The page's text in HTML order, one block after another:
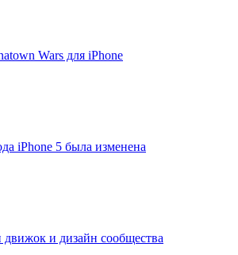
Wars для iPhone
iPhone 5 была изменена
и дизайн сообщества